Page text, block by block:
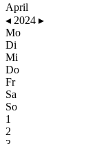
April
◂ 2024 ▸
Mo
Di
Mi
Do
Fr
Sa
So
1
2